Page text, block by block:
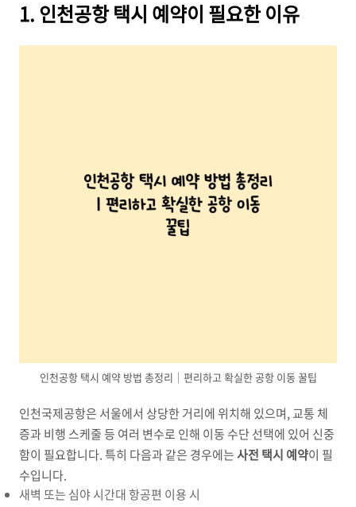
1. 인천공항 택시 예약이 필요한 이유
인천공항 택시 예약 방법 총정리｜편리하고 확실한 공항 이동 꿀팁
인천국제공항은 서울에서 상당한 거리에 위치해 있으며, 교통 체
증과 비행 스케줄 등 여러 변수로 인해 이동 수단 선택에 있어 신중
함이 필요합니다. 특히 다음과 같은 경우에는사전 택시 예약이 필
수입니다.
새벽 또는 심야 시간대 항공편 이용 시